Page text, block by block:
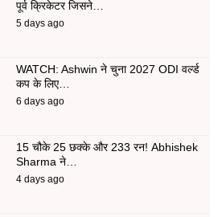
पूर्व क्रिकेटर जिसने…
5 days ago
WATCH: Ashwin ने चुना 2027 ODI वर्ल्ड
कप के लिए…
6 days ago
15 चौके 25 छक्के और 233 रन! Abhishek
Sharma ने…
4 days ago